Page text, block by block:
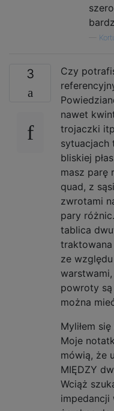
3
Czy
nawet
trojaczki
sytuacjach
bliskiej
masz parę
quad, z
zwrotami
pary
tablica
ze
powroty
można
Myliłem
Moje
mówią, że
MIĘDZY
Wciąż
impedancji